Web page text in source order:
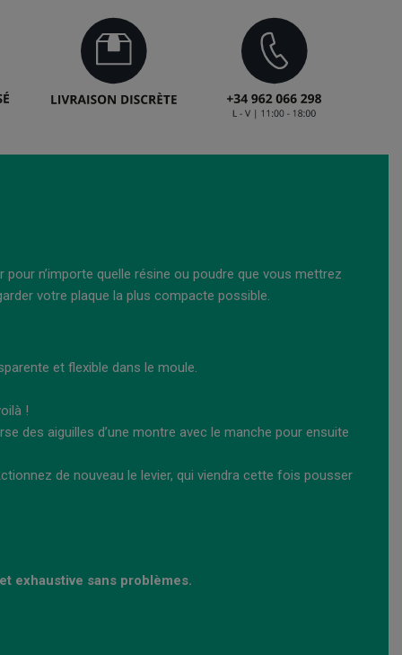
pour n’importe quelle résine ou poudre que vous mettrez
votre plaque la plus compacte possible.
et flexible dans le moule.
!
des aiguilles d’une montre avec le manche pour ensuite
de nouveau le levier, qui viendra cette fois pousser
exhaustive sans problèmes.